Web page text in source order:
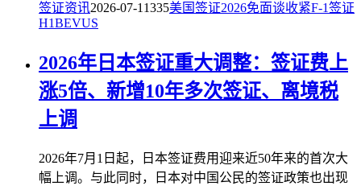
签证资讯2026-07-11335美国签证2026免面谈收紧F-1签证
H1BEVUS
2026年日本签证重大调整：签证费上
涨5倍、新增10年多次签证、离境税
上调
2026年7月1日起，日本签证费用迎来近50年来的首次大
幅上调。与此同时，日本对中国公民的签证政策也出现